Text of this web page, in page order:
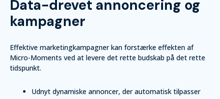
Data-drevet annoncering og
kampagner
Effektive marketingkampagner kan forstærke effekten af
Micro-Moments ved at levere det rette budskab på det rette
tidspunkt.
Udnyt dynamiske annoncer, der automatisk tilpasser